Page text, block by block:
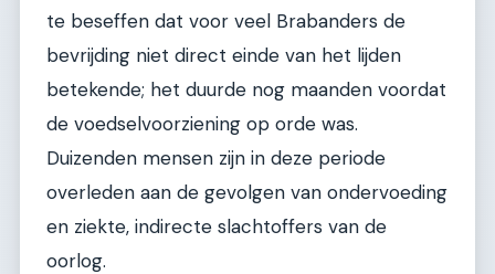
te beseffen dat voor veel Brabanders de
bevrijding niet direct einde van het lijden
betekende; het duurde nog maanden voordat
de voedselvoorziening op orde was.
Duizenden mensen zijn in deze periode
overleden aan de gevolgen van ondervoeding
en ziekte, indirecte slachtoffers van de
oorlog.